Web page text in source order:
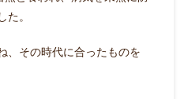
た。
、その時代に合ったものを